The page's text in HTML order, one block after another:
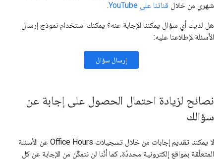
شهري من خلال قناتنا على YouTube .
هل لديك أي سؤال يمكننا الإجابة عنه؟ يمكنك استخدام نموذج إرسال
الأسئلة لإطلاعنا عليه:
إرسال سؤال
نصائح لزيادة احتمال الحصول على إجابة عن
سؤالك
لا يمكننا تقديم إجابات من خلال تسجيلات Office Hours عن الأسئلة
المتعلّقة بمواقع إلكترونية محددّة، كما أنّنا لن نتمكّن من الإجابة عن كل